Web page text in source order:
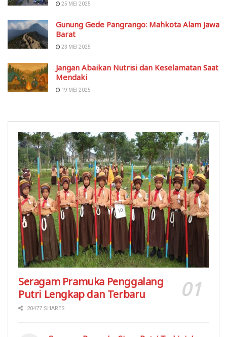
25 MEI 2025
Gunung Gede Pangrango: Mahkota Alam Jawa
Barat
23 MEI 2025
Jangan Abaikan Nutrisi dan Keselamatan Saat
Mendaki
19 MEI 2025
Seragam Pramuka Penggalang
Putri Lengkap dan Terbaru
20477 SHARES